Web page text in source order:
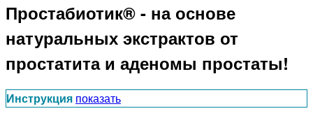
Простабиотик® - на основе
натуральных экстрактов от
простатита и аденомы простаты!
Инструкция показать